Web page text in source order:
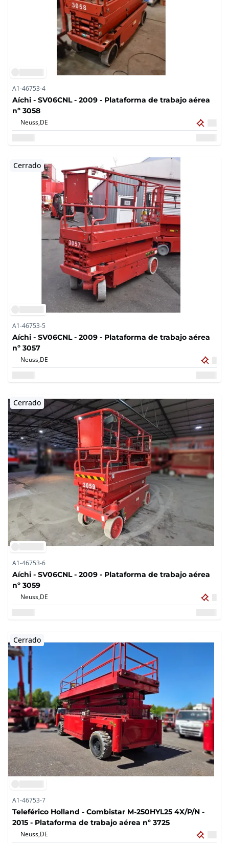
A1-46753-4
Aíchi - SV06CNL - 2009 - Plataforma de trabajo aérea
nº 3058
Neuss,DE
Cerrado
A1-46753-5
Aíchi - SV06CNL - 2009 - Plataforma de trabajo aérea
nº 3057
Neuss,DE
Cerrado
A1-46753-6
Aíchi - SV06CNL - 2009 - Plataforma de trabajo aérea
nº 3059
Neuss,DE
Cerrado
A1-46753-7
Teleférico Holland - Combistar M-250HYL25 4X/P/N -
2015 - Plataforma de trabajo aérea nº 3725
Neuss,DE